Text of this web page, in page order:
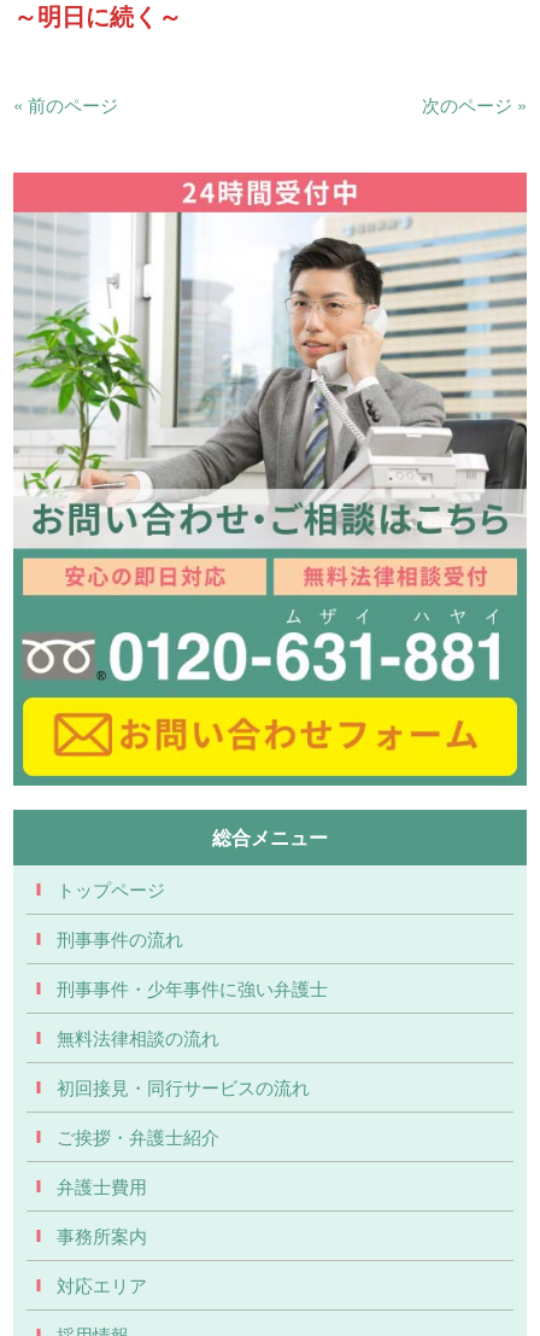
～明日に続く～
« 前のページ 次のページ »
総合メニュー
トップページ
刑事事件の流れ
刑事事件・少年事件に強い弁護士
無料法律相談の流れ
初回接見・同行サービスの流れ
ご挨拶・弁護士紹介
弁護士費用
事務所案内
対応エリア